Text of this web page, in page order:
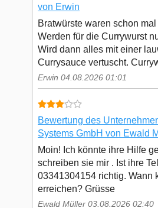
von Erwin
Bratwürste waren schon
Werden für die Currywurst
Wird dann alles mit einer
Currysauce vertuscht.
Erwin 04.08.2026 01:01
Bewertung des
Systems GmbH von Ewald
Moin! Ich könnte ihre Hilfe
schreiben sie mir . Ist ihre
03341304154 richtig. Wann
erreichen? Grüsse
Ewald Müller 03.08.2026 02:40